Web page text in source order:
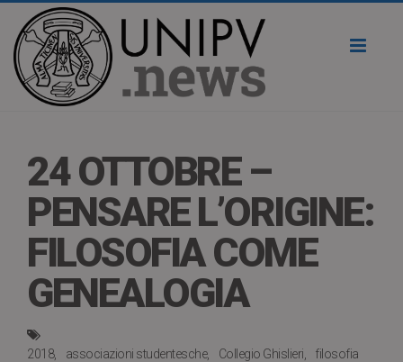
24 OTTOBRE –
PENSARE L’ORIGINE:
FILOSOFIA COME
GENEALOGIA
2018 associazioni studentesche Collegio Ghislieri filosofia